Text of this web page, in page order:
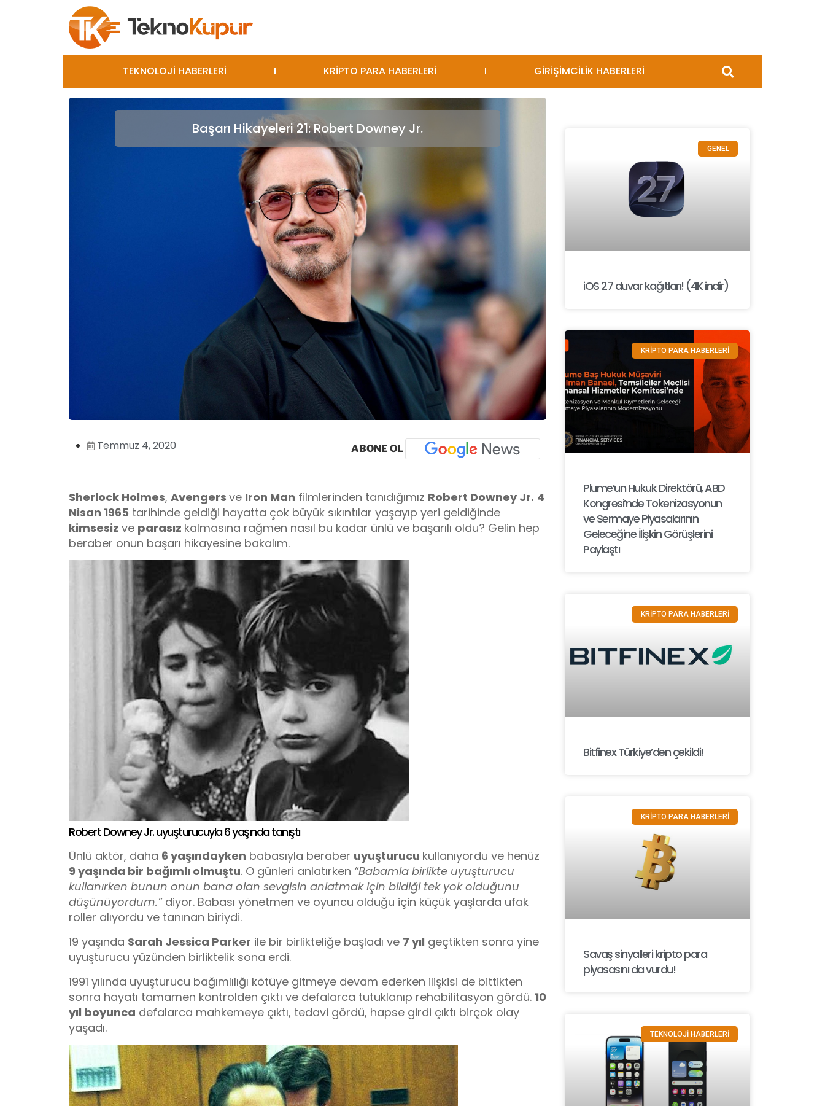
TEKNOLOJİ HABERLERİ KRİPTO PARA HABERLERİ GİRİŞİMCİLİK HABERLERİ
Başarı Hikayeleri 21: Robert Downey Jr.
Temmuz 4, 2020 ABONE OL
Sherlock Holmes, Avengers ve Iron Man filmlerinden tanıdığımız Robert Downey Jr. 4
Nisan 1965 tarihinde geldiği hayatta çok büyük sıkıntılar yaşayıp yeri geldiğinde
kimsesiz ve parasız kalmasına rağmen nasıl bu kadar ünlü ve başarılı oldu? Gelin hep
beraber onun başarı hikayesine bakalım.
Robert Downey Jr. uyuşturucuyla 6 yaşında tanıştı
Ünlü aktör, daha 6 yaşındayken babasıyla beraber uyuşturucu kullanıyordu ve henüz
9 yaşında bir bağımlı olmuştu. O günleri anlatırken “Babamla birlikte uyuşturucu
kullanırken bunun onun bana olan sevgisin anlatmak için bildiği tek yok olduğunu
düşünüyordum.”diyor. Babası yönetmen ve oyuncu olduğu için küçük yaşlarda ufak
roller alıyordu ve tanınan biriydi.
19 yaşında Sarah Jessica Parker ile bir birlikteliğe başladı ve 7 yıl geçtikten sonra yine
uyuşturucu yüzünden birliktelik sona erdi.
1991 yılında uyuşturucu bağımlılığı kötüye gitmeye devam ederken ilişkisi de bittikten
sonra hayatı tamamen kontrolden çıktı ve defalarca tutuklanıp rehabilitasyon gördü. 10
yıl boyunca defalarca mahkemeye çıktı, tedavi gördü, hapse girdi çıktı birçok olay
yaşadı.
GENEL
iOS 27 duvar kağıtları! (4K indir)
KRİPTO PARA HABERLERİ
Plume’un Hukuk Direktörü, ABD
Kongresi’nde Tokenizasyonun
ve Sermaye Piyasalarının
Geleceğine İlişkin Görüşlerini
Paylaştı
KRİPTO PARA HABERLERİ
Bitfinex Türkiye’den çekildi!
KRİPTO PARA HABERLERİ
Savaş sinyalleri kripto para
piyasasını da vurdu!
TEKNOLOJİ HABERLERİ